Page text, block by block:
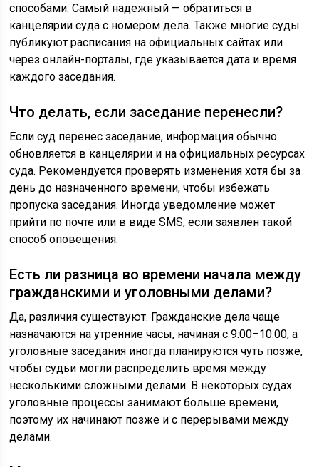
способами. Самый надежный — обратиться в
канцелярии суда с номером дела. Также многие суды
публикуют расписания на официальных сайтах или
через онлайн-порталы, где указывается дата и время
каждого заседания.
Что делать, если заседание перенесли?
Если суд перенес заседание, информация обычно
обновляется в канцелярии и на официальных ресурсах
суда. Рекомендуется проверять изменения хотя бы за
день до назначенного времени, чтобы избежать
пропуска заседания. Иногда уведомление может
прийти по почте или в виде SMS, если заявлен такой
способ оповещения.
Есть ли разница во времени начала между
гражданскими и уголовными делами?
Да, различия существуют. Гражданские дела чаще
назначаются на утренние часы, начиная с 9:00–10:00, а
уголовные заседания иногда планируются чуть позже,
чтобы судьи могли распределить время между
несколькими сложными делами. В некоторых судах
уголовные процессы занимают больше времени,
поэтому их начинают позже и с перерывами между
делами.